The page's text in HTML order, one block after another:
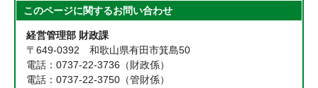
このページに関するお問い合わせ
経営管理部 財政課
〒649-0392 和歌山県有田市箕島50
電話：0737-22-3736（財政係）
電話：0737-22-3750（管財係）